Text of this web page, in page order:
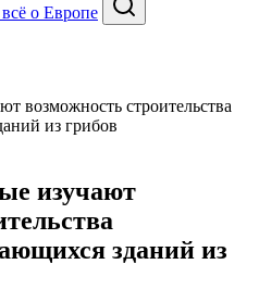
Search
изучают
зданий из